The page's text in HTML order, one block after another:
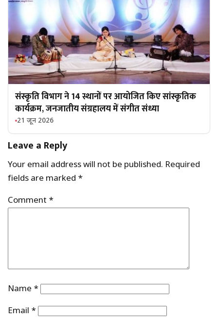
संस्कृति विभाग ने 14 स्थानों पर आयोजित किए सांस्कृतिक
कार्यक्रम, जनजातीय संग्रहालय में संगीत संध्या
21 जून 2026
Leave a Reply
Your email address will not be published. Required
fields are marked *
Comment *
Name *
Email *